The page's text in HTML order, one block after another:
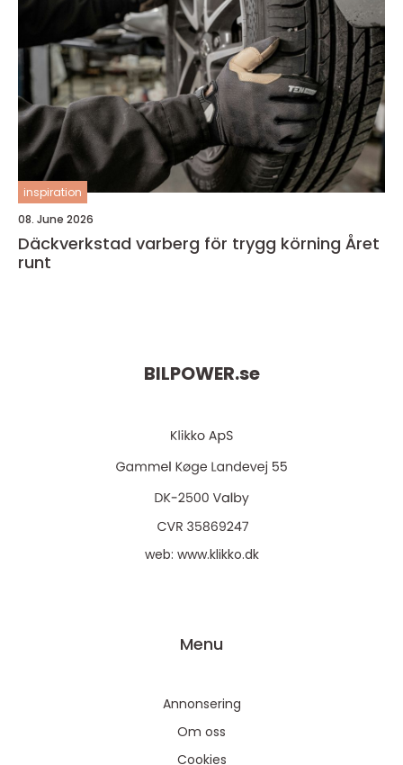
inspiration
08. June 2026
Däckverkstad varberg för trygg körning Året
runt
BILPOWER.se
web: www.klikko.dk
Menu
Annonsering
Om oss
Cookies